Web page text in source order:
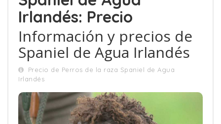
Irlandés: Precio
Información y precios de
Spaniel de Agua Irlandés
Precio de Perros de la raza Spaniel de Agua
Irlandés